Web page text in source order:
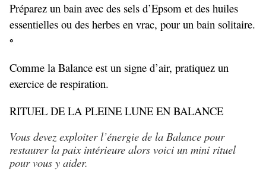
Préparez un bain avec des sels d’Epsom et des huiles
essentielles ou des herbes en vrac, pour un bain solitaire.
◦
Comme la Balance est un signe d’air, pratiquez un
exercice de respiration.
RITUEL DE LA PLEINE LUNE EN BALANCE
Vous devez exploiter l’énergie de la Balance pour
restaurer la paix intérieure alors voici un mini rituel
pour vous y aider.